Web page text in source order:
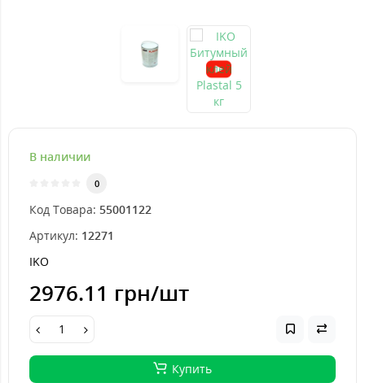
В наличии
0
Код Товара: 55001122
Артикул: 12271
IKO
2976.11 грн/шт
Купить